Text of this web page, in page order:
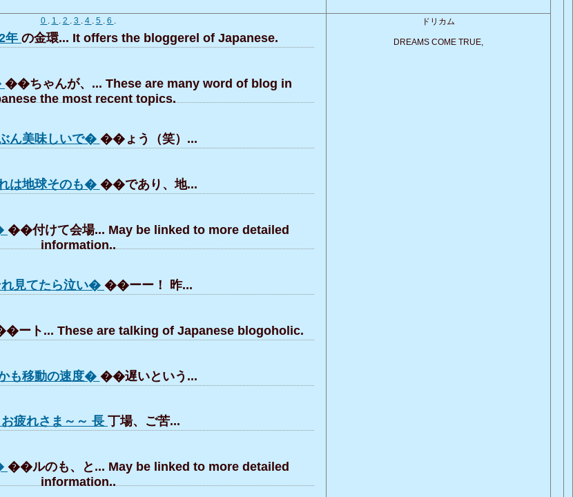
0 . 1 . 2 . 3 . 4 . 5 . 6 .
年 の金環... It offers the bloggerel of Japanese.
��ちゃんが、... These are many word of blog in
the most recent topics.
ん美味しいで� ��ょう（笑）...
は地球そのも� ��であり、地...
��付けて会場... May be linked to more detailed
information..
れ見てたら泣い� ��ーー！ 昨...
ート... These are talking of Japanese blogoholic.
も移動の速度� ��遅いという...
お疲れさま～～ 長 丁場、ご苦...
��ルのも、と... May be linked to more detailed
information..
ドリカム
DREAMS COME TRUE,